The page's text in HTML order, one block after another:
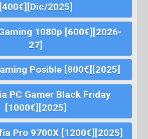
[400€][Dic/2025]
1080p [600€][2026-
27]
Posible [800€][2025]
PC Gamer Black Friday
[1000€][2025]
Pro 9700X [1200€][2025]